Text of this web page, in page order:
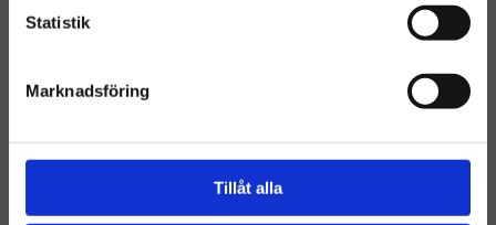
Statistik
Marknadsföring
Tillåt alla